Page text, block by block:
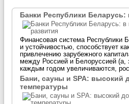
Банки Республики Беларусь:
Финансовая система Республики
и устойчивостью, способствует
привлечению зарубежного
между Россией и Белоруссией (а,
каждым годом увеличиваются,
Бани, сауны и SPA: высокий
температуры